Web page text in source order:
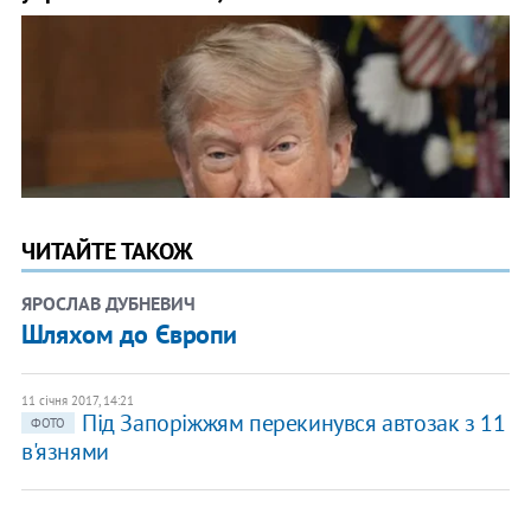
ЧИТАЙТЕ ТАКОЖ
ЯРОСЛАВ ДУБНЕВИЧ
Шляхом до Європи
11 січня 2017, 14:21
ФОТО
Під Запоріжжям перекинувся автозак з 11
в'язнями